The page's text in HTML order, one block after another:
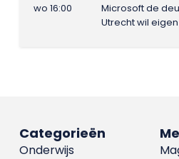
wo 16:00
Microsoft de
Utrecht wil
Categorieën
Onderwijs